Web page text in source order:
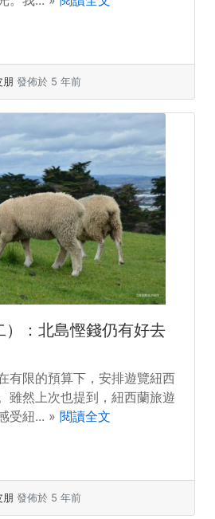
朋 發佈於 5 年前
）：北島慳錢仍有好去
有限的預算下，安排遊覽紐西
雖然上次也提到，紐西蘭旅遊
受紐... » 閱讀全文
朋 發佈於 5 年前